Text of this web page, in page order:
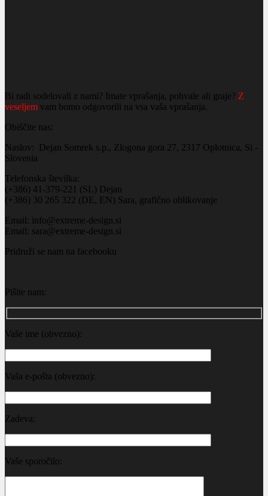
Bi radi sodelovali z nami? Imate vprašanja, pohvale ali graje? Z
veseljem vam bomo odgovorili na vsa vaša vprašanja.
Obiščite nas:
Naslov: Dejan Somrek s.p., Zlogona gora 27, 2317 Oplotnica, Si -
Slovenia
Telefonska številka:
(+386) 41-379-221 (SL) Dejan
(+386) 30 265 322 (DE, EN) Sara, grafično oblikovanje
Email: info@extreme-design.si
Email: sara@extreme-design.si
Pridruži se nam na facebooku
Pišite nam:
Vaše ime (obvezno):
Vaša e-pošta (obvezno):
Zadeva:
Vaše sporočilo: